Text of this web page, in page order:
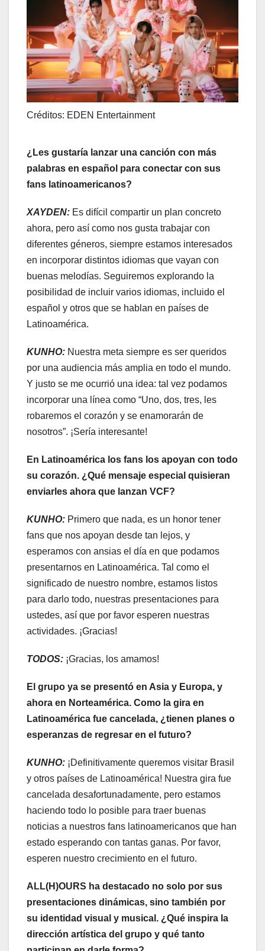
Créditos: EDEN Entertainment
¿Les gustaría lanzar una canción con más
palabras en español para conectar con sus
fans latinoamericanos?
XAYDEN: Es difícil compartir un plan concreto
ahora, pero así como nos gusta trabajar con
diferentes géneros, siempre estamos interesados
en incorporar distintos idiomas que vayan con
buenas melodías. Seguiremos explorando la
posibilidad de incluir varios idiomas, incluido el
español y otros que se hablan en países de
Latinoamérica.
KUNHO: Nuestra meta siempre es ser queridos
por una audiencia más amplia en todo el mundo.
Y justo se me ocurrió una idea: tal vez podamos
incorporar una línea como “Uno, dos, tres, les
robaremos el corazón y se enamorarán de
nosotros”. ¡Sería interesante!
En Latinoamérica los fans los apoyan con todo
su corazón. ¿Qué mensaje especial quisieran
enviarles ahora que lanzan VCF?
KUNHO: Primero que nada, es un honor tener
fans que nos apoyan desde tan lejos, y
esperamos con ansias el día en que podamos
presentarnos en Latinoamérica. Tal como el
significado de nuestro nombre, estamos listos
para darlo todo, nuestras presentaciones para
ustedes, así que por favor esperen nuestras
actividades. ¡Gracias!
TODOS: ¡Gracias, los amamos!
El grupo ya se presentó en Asia y Europa, y
ahora en Norteamérica. Como la gira en
Latinoamérica fue cancelada, ¿tienen planes o
esperanzas de regresar en el futuro?
KUNHO: ¡Definitivamente queremos visitar Brasil
y otros países de Latinoamérica! Nuestra gira fue
cancelada desafortunadamente, pero estamos
haciendo todo lo posible para traer buenas
noticias a nuestros fans latinoamericanos que han
estado esperando con tantas ganas. Por favor,
esperen nuestro crecimiento en el futuro.
ALL(H)OURS ha destacado no solo por sus
presentaciones dinámicas, sino también por
su identidad visual y musical. ¿Qué inspira la
dirección artística del grupo y qué tanto